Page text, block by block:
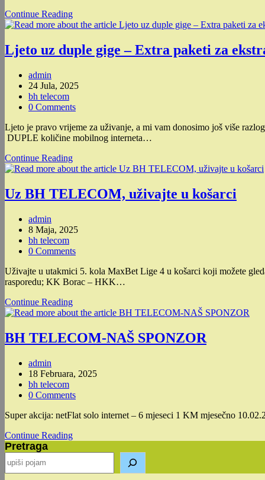
Continue ReadingProdužili
smo
Uzmi
više,
–
do
KM
uz
TV!
Ljeto uz duple gige – Extra paketi za
Post
author:
admin
Post
published:
24 Jula, 2025
Post
category:
bh telecom
Post
0 Comments
Ljeto je pravo vrijeme za uživanje, a mi vam donosimo još više
DUPLE količine mobilnog interneta…
Continue ReadingLjeto
uz
gige
–
za
ljetne
Uz BH TELECOM, uživajte u košarci
Post
author:
admin
Post
published:
8 Maja, 2025
Post
category:
bh telecom
Post
0 Comments
Uživajte u utakmici 5. kola MaxBet Lige 4 u košarci koji možete
rasporedu; KK Borac – HKK…
Continue ReadingUz
BH
uživajte
u
BH TELECOM-NAŠ SPONZOR
Post
author:
admin
Post
published:
18 Februara, 2025
Post
category:
bh telecom
Post
0 Comments
Super akcija: netFlat solo internet – 6 mjeseci 1 KM mjesečno
Continue ReadingBH
NAŠ
Pretraga